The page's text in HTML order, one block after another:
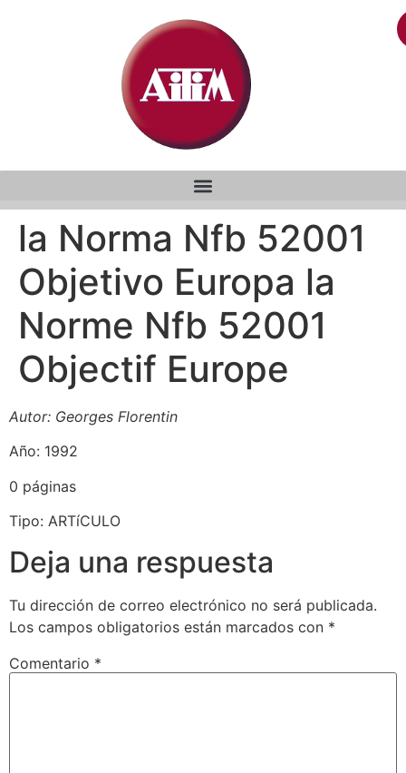
la Norma Nfb 52001
Objetivo Europa la
Norme Nfb 52001
Objectif Europe
Autor: Georges Florentin
Año: 1992
0 páginas
Tipo: ARTíCULO
Deja una respuesta
Tu dirección de correo electrónico no será publicada.
Los campos obligatorios están marcados con *
Comentario *